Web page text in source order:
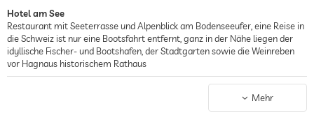
Hotel am See
Restaurant mit Seeterrasse und Alpenblick am Bodenseeufer, eine Reise in
die Schweiz ist nur eine Bootsfahrt entfernt, ganz in der Nähe liegen der
idyllische Fischer- und Bootshafen, der Stadtgarten sowie die Weinreben
vor Hagnaus historischem Rathaus
Gelegen an einer Fußgängerzone lädt zum Erkunden von Hagnau ein, die
Gegend kann aber auch ganz einfach auf dem Fahrrad, mit dem Bus oder
Mehr